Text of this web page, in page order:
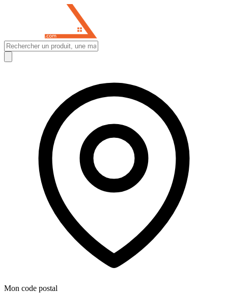
Mon code postal